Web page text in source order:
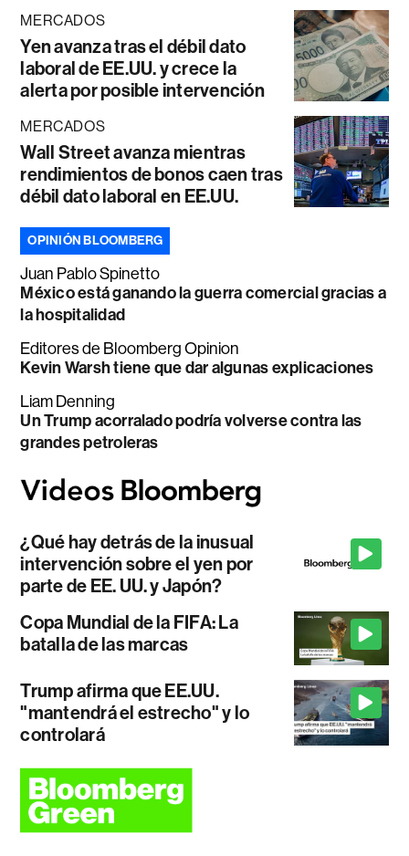
MERCADOS
Yen avanza tras el débil dato
laboral de EE.UU. y crece la
alerta por posible intervención
MERCADOS
Wall Street avanza mientras
rendimientos de bonos caen tras
débil dato laboral en EE.UU.
OPINIÓN BLOOMBERG
Juan Pablo Spinetto
México está ganando la guerra comercial gracias a
la hospitalidad
Editores de Bloomberg Opinion
Kevin Warsh tiene que dar algunas explicaciones
Liam Denning
Un Trump acorralado podría volverse contra las
grandes petroleras
¿Qué hay detrás de la inusual
intervención sobre el yen por
parte de EE. UU. y Japón?
Copa Mundial de la FIFA: La
batalla de las marcas
Trump afirma que EE.UU.
"mantendrá el estrecho" y lo
controlará